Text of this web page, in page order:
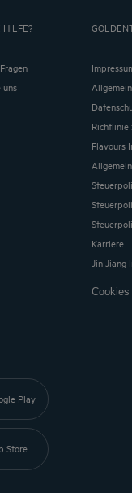
HILFE?
uns
Karriere
Jin
Play
Store